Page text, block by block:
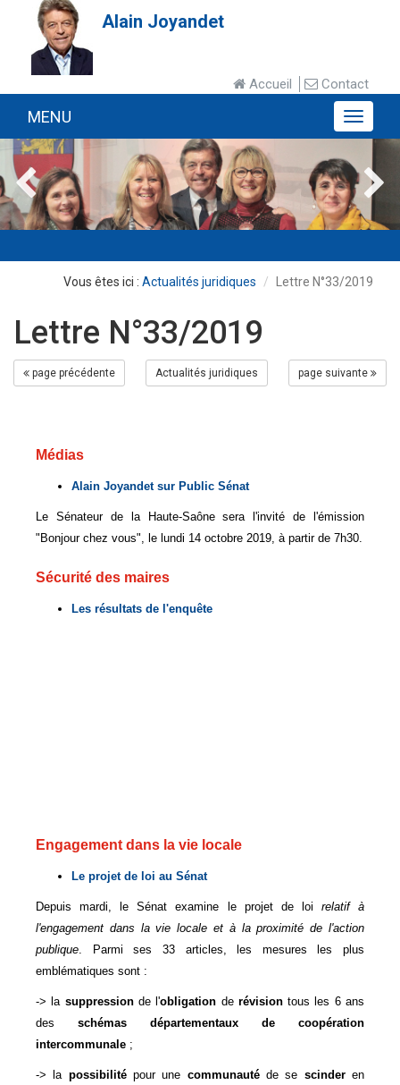
Alain Joyandet
Accueil Contact
MENU
MENU
Actualités juridiques Lettre N°33/2019
Lettre N°33/2019
page précédente Actualités juridiques page suivante
Médias
Alain Joyandet sur Public Sénat
Le Sénateur de la Haute-Saône sera l'invité de l'émission
"Bonjour chez vous", le lundi 14 octobre 2019, à partir de 7h30.
Sécurité des maires
Les résultats de l'enquête
Engagement dans la vie locale
Le projet de loi au Sénat
Depuis mardi, le Sénat examine le projet de loi relatif à
l'engagement dans la vie locale et à la proximité de l'action
publique. Parmi ses 33 articles, les mesures les plus
emblématiques sont :
-> la suppressionde l'obligation de révisiontous les 6 ans
des schémas départementaux de coopération
intercommunale ;
-> la possibilitépour une communautéde se scinderen